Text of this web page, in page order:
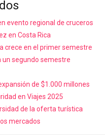
evento regional de cruceros
en Costa Rica
crece en el primer semestre
un segundo semestre
de $1.000 millones
en Viajes 2025
de la oferta turística
mercados